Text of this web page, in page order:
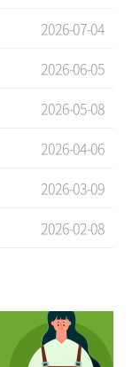
2026-07-04
2026-06-05
2026-05-08
2026-04-06
2026-03-09
2026-02-08